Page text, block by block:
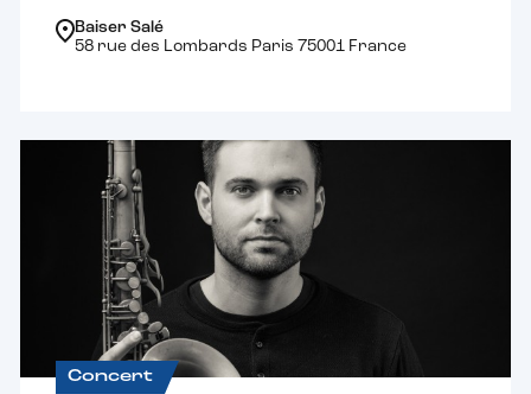
Baiser Salé
58 rue des Lombards Paris 75001 France
Concert